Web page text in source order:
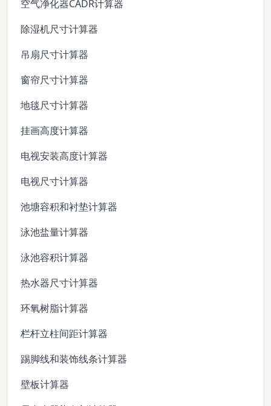
空气净化器CADR计算器
除湿机尺寸计算器
吊扇尺寸计算器
窗帘尺寸计算器
地毯尺寸计算器
挂画高度计算器
电视安装高度计算器
电视尺寸计算器
池塘容积和衬垫计算器
泳池盐量计算器
泳池容积计算器
热水器尺寸计算器
环氧树脂计算器
栏杆立柱间距计算器
踢脚线和装饰线条计算器
壁板计算器